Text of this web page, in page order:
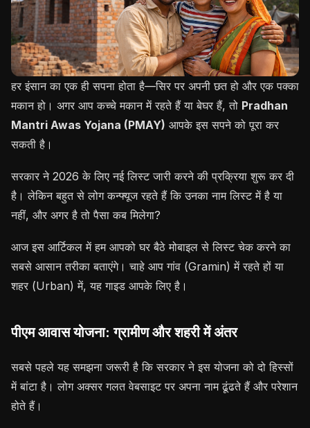
हर इंसान का एक ही सपना होता है—सिर पर अपनी छत हो और एक पक्का
मकान हो। अगर आप कच्चे मकान में रहते हैं या बेघर हैं, तो Pradhan
Mantri Awas Yojana (PMAY) आपके इस सपने को पूरा कर
सकती है।
सरकार ने 2026 के लिए नई लिस्ट जारी करने की प्रक्रिया शुरू कर दी
है। लेकिन बहुत से लोग कन्फ्यूज रहते हैं कि उनका नाम लिस्ट में है या
नहीं, और अगर है तो पैसा कब मिलेगा?
आज इस आर्टिकल में हम आपको घर बैठे मोबाइल से लिस्ट चेक करने का
सबसे आसान तरीका बताएंगे। चाहे आप गांव (Gramin) में रहते हों या
शहर (Urban) में, यह गाइड आपके लिए है।
पीएम आवास योजना: ग्रामीण और शहरी में अंतर
सबसे पहले यह समझना जरूरी है कि सरकार ने इस योजना को दो हिस्सों
में बांटा है। लोग अक्सर गलत वेबसाइट पर अपना नाम ढूंढते हैं और परेशान
होते हैं।